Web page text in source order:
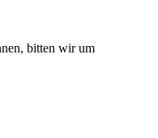
bitten wir um